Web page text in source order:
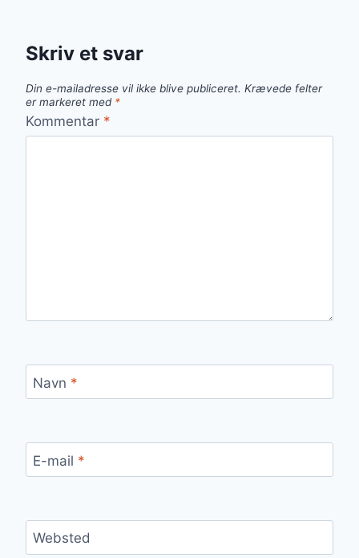
Skriv et svar
Din e-mailadresse vil ikke blive publiceret. Krævede felter
er markeret med *
Kommentar *
Navn *
E-mail *
Websted